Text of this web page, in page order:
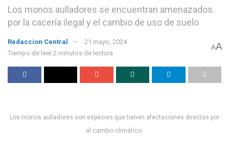
Los monos aulladores se encuentran amenazados
por la cacería ilegal y el cambio de uso de suelo
Redaccion Central
21 mayo, 2024
Tiempo de leer:2 minutos de lectura
AA
Los monos aulladores son especies que tienen afectaciones directas por
el cambio climático.